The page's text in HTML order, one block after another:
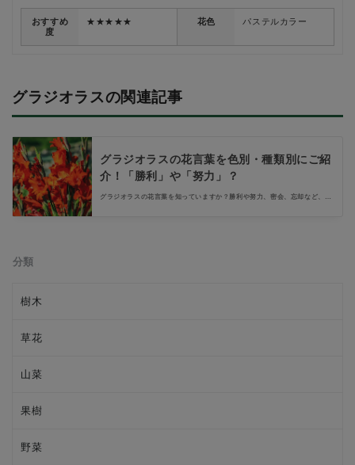
分類
樹木
草花
山菜
果樹
野菜
おすすめ
度
★★★★★ 花色 パステルカラー
グラジオラスの関連記事
グラジオラスの花言葉を色別・種類別にご紹
介！「勝利」や「努力」？
グラジオラスの花言葉を知っていますか？勝利や努力、密会、忘却など、古